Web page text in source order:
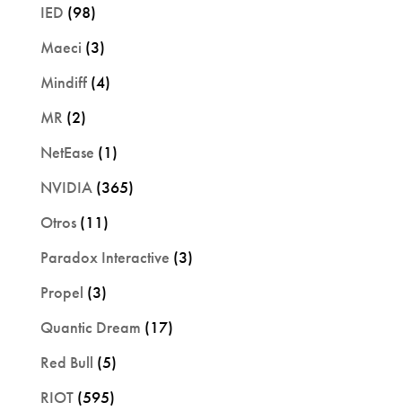
IED (98)
Maeci (3)
Mindiff(4)
MR (2)
NetEase (1)
NVIDIA(365)
Otros(11)
Paradox Interactive (3)
Propel (3)
Quantic Dream (17)
Red Bull (5)
RIOT(595)